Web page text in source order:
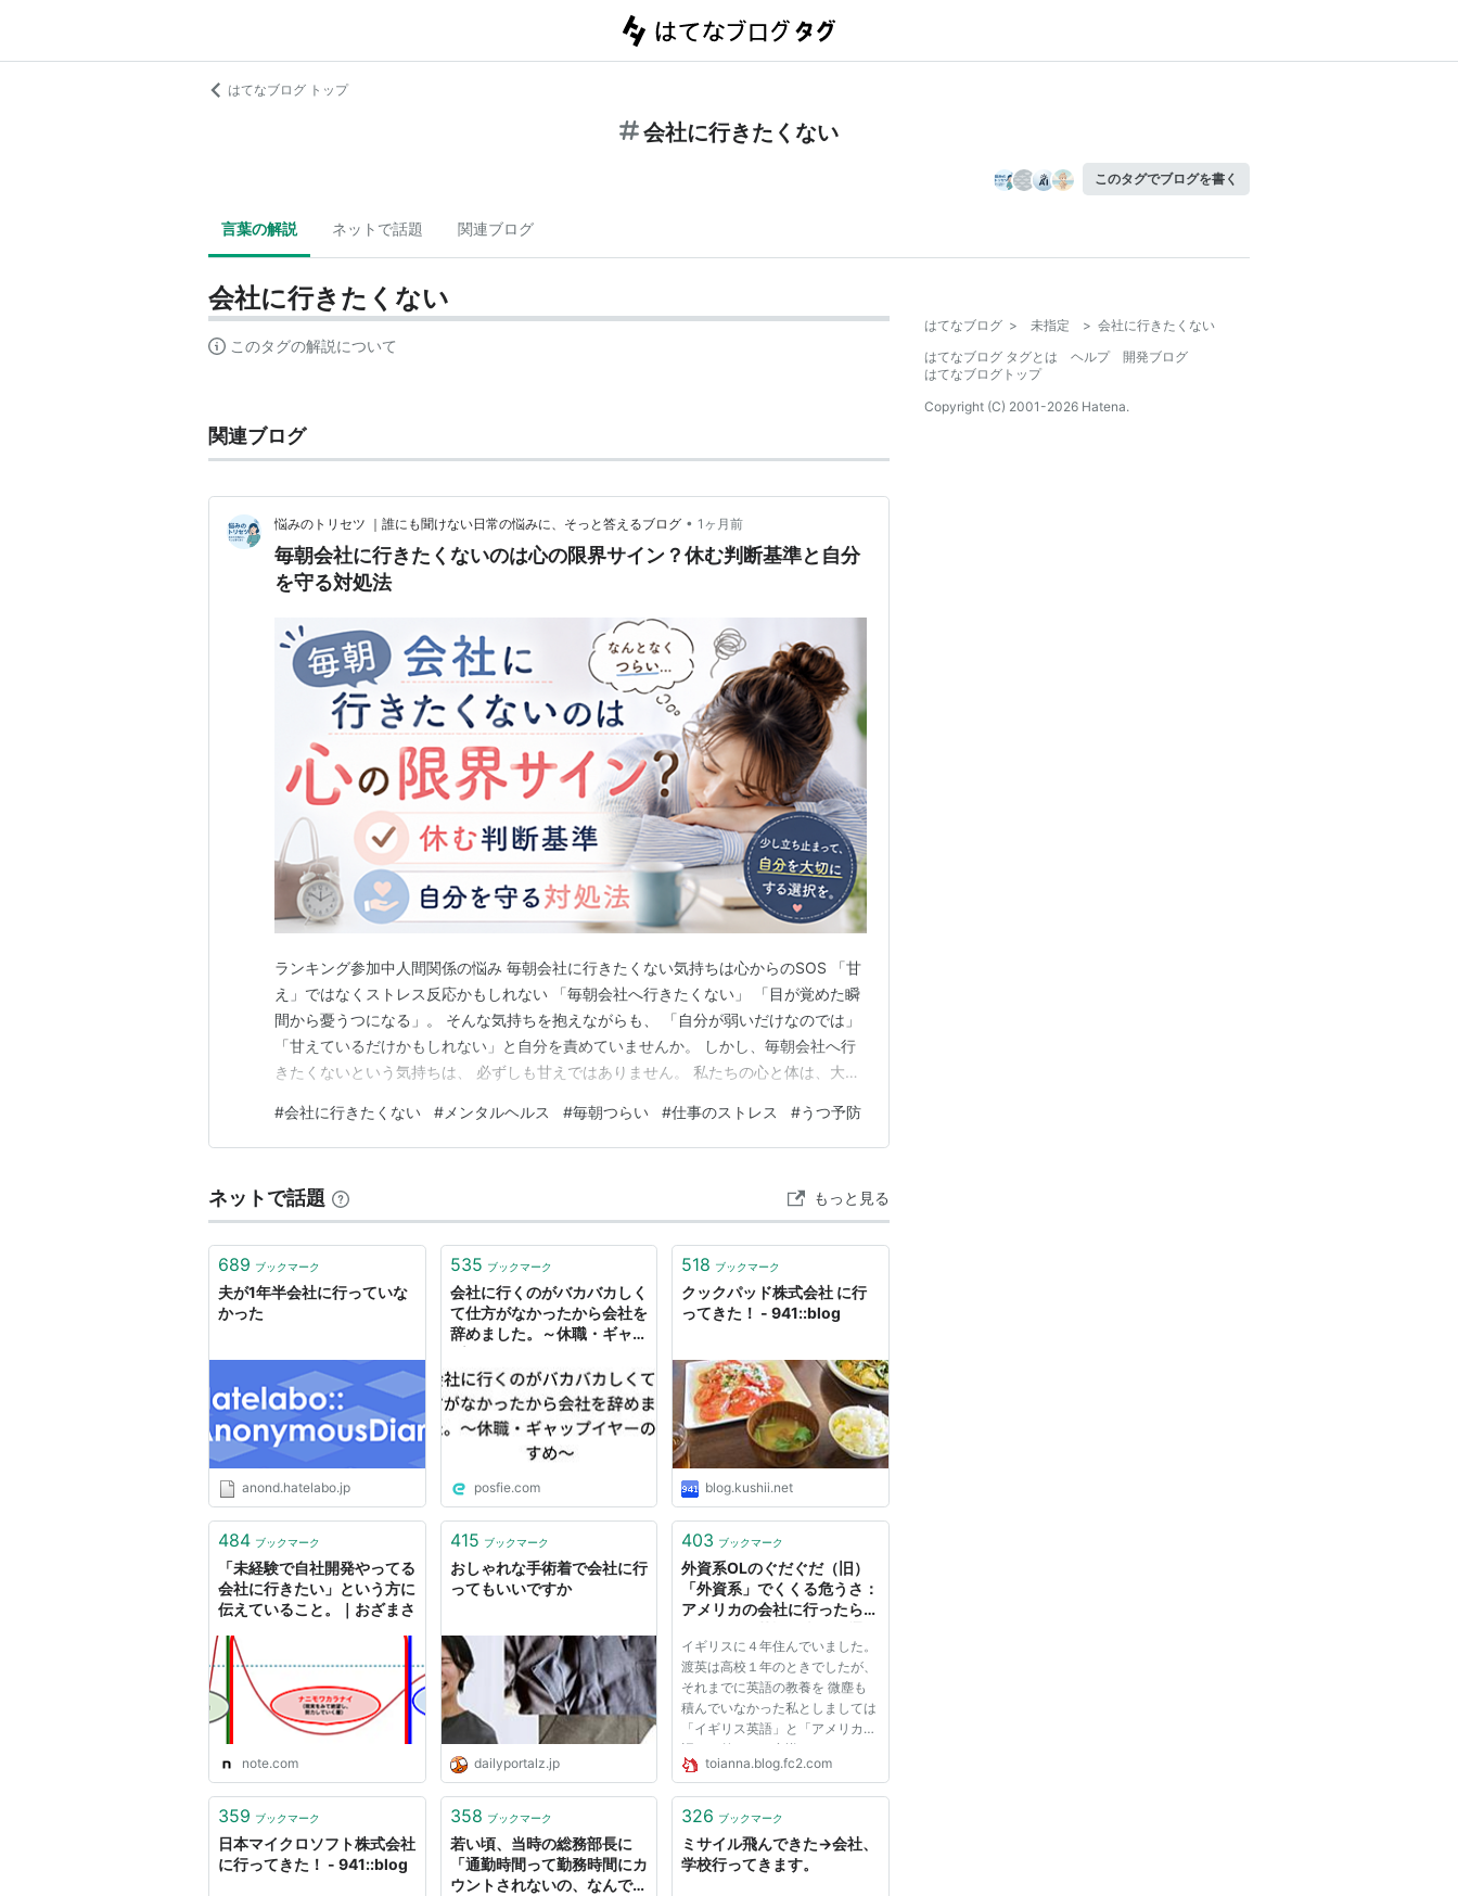
はてなブログ トップ
会社に行きたくない
このタグでブログを書く
言葉の解説 ネットで話題 関連ブログ
会社に行きたくない
このタグの解説について
関連ブログ
悩みのトリセツ ｜誰にも聞けない日常の悩みに、そっと答えるブログ • 1ヶ月前
毎朝会社に行きたくないのは心の限界サイン？休む判断基準と自分
を守る対処法
ランキング参加中人間関係の悩み 毎朝会社に行きたくない気持ちは心からのSOS 「甘
え」ではなくストレス反応かもしれない 「毎朝会社へ行きたくない」 「目が覚めた瞬
間から憂うつになる」。 そんな気持ちを抱えながらも、 「自分が弱いだけなのでは」
「甘えているだけかもしれない」と自分を責めていませんか。 しかし、毎朝会社へ行
きたくないという気持ちは、 必ずしも甘えではありません。 私たちの心と体は、大き
の一つが「会社へ行きたくない」という感情です。 例えば、人間関係のトラブルや長
時間労働、過度なプレッシャー、 仕事量の…
#会社に行きたくない # メンタルヘルス #毎朝つらい #仕事のストレス #うつ予防
ネットで話題 もっと見る
689 ブックマーク
夫が1年半会社に行っていな
かった
anond.hatelabo.jp
535 ブックマーク
会社に行くのがバカバカしく
て仕方がなかったから会社を
辞めました。～休職・ギャッ
posfie.com
518 ブックマーク
クックパッド株式会社 に行
ってきた！ - 941::blog
blog.kushii.net
484 ブックマーク
「未経験で自社開発やってる
会社に行きたい」という方に
伝えていること。｜おざまさ
note.com
415 ブックマーク
おしゃれな手術着で会社に行
ってもいいですか
dailyportalz.jp
403 ブックマーク
外資系OLのぐだぐだ（旧）
「外資系」でくくる危うさ：
アメリカの会社に行ったら、
なかった
イギリスに４年住んでいました。
渡英は高校１年のときでしたが、
それまでに英語の教養を 微塵も
積んでいなかった私としましては
「イギリス英語」と「アメリカ英
語」の差なんて意識するどころで
はなく She likes him. という文
いにはダメでした。 その後イギ
toianna.blog.fc2.com
359 ブックマーク
日本マイクロソフト株式会社
に行ってきた！ - 941::blog
358 ブックマーク
若い頃、当時の総務部長に
「通勤時間って勤務時間にカ
ウントされないの、なんでで
326 ブックマーク
ミサイル飛んできた→会社、
学校行ってきます。
はてなブログ > 未指定 > 会社に行きたくない
はてなブログ タグとは
ヘルプ
開発ブログ
はてなブログトップ
Copyright (C) 2001-2026 Hatena.